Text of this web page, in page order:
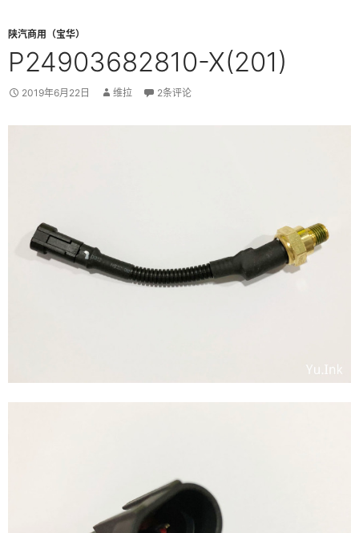
陕汽商用（宝华）
P24903682810-X(201)
2019年6月22日 维拉 2条评论